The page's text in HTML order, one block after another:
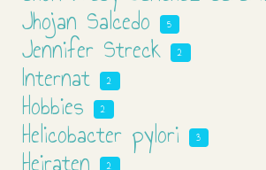
Jhojan Salcedo 5
Jennifer Streck 2
Internat 2
Hobbies 2
Helicobacter pylori 3
2